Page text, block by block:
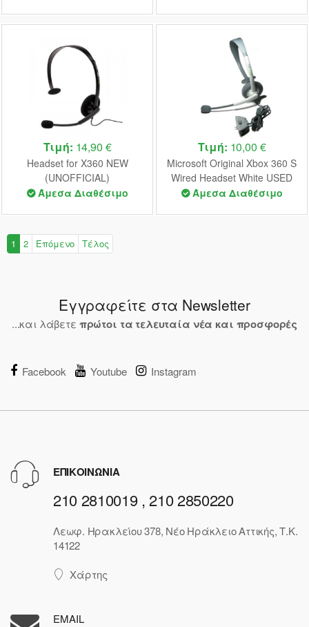
Τιμή: 14,90 €
Headset for X360 NEW
(UNOFFICIAL)
Άμεσα Διαθέσιμο
Τιμή: 10,00 €
Microsoft Original Xbox 360 S
Wired Headset White USED
(UNBOXED)
Άμεσα Διαθέσιμο
1 2 Επόμενο Τέλος
Εγγραφείτε στα Newsletter
...και λάβετε πρώτοι τα τελευταία νέα και προσφορές
Facebook Youtube Instagram
ΕΠΙΚΟΙΝΩΝΙΑ
210 2810019 , 210 2850220
Λεωφ. Ηρακλείου 378, Νέο Ηράκλειο Αττικής, Τ.Κ.
14122
Χάρτης
EMAIL